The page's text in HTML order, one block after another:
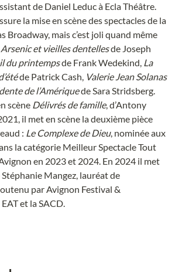
de Daniel Leduc à Ecla Théâtre.
la mise en scène des spectacles de la
Broadway, mais c’est joli quand même
Arsenic et vieilles dentelles de Joseph
du printemps de Frank Wedekind, La
de Patrick Cash, Valerie Jean Solanas
de l’Amérique de Sara Stridsberg.
scène Délivrés de famille, d’Antony
il met en scène la deuxième pièce
: Le Complexe de Dieu, nominée aux
la catégorie Meilleur Spectacle Tout
en 2023 et 2024. En 2024 il met
Mangez, lauréat de
par Avignon Festival &